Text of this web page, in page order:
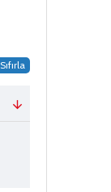
Sıfırla